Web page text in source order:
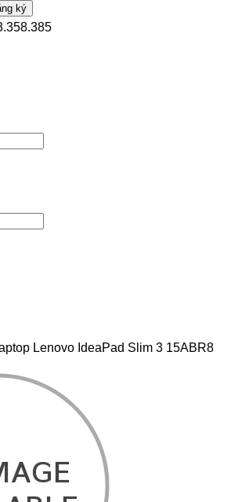
ký
Lenovo IdeaPad Slim 3 15ABR8